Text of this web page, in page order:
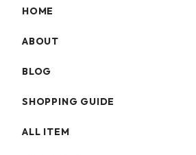
HOME
ABOUT
BLOG
SHOPPING GUIDE
ALL ITEM